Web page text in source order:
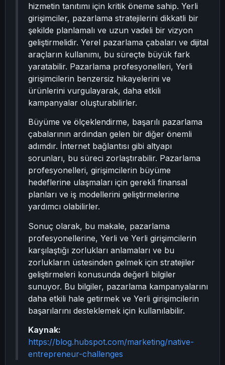
hizmetin tanıtımı için kritik öneme sahip. Yerli
girişimciler, pazarlama stratejilerini dikkatli bir
şekilde planlamalı ve uzun vadeli bir vizyon
geliştirmelidir. Yerel pazarlama çabaları ve dijital
araçların kullanımı, bu süreçte büyük fark
yaratabilir. Pazarlama profesyonelleri, Yerli
girişimcilerin benzersiz hikayelerini ve
ürünlerini vurgulayarak, daha etkili
kampanyalar oluşturabilirler.
Büyüme ve ölçeklendirme, başarılı pazarlama
çabalarının ardından gelen bir diğer önemli
adımdır. İnternet bağlantısı gibi altyapı
sorunları, bu süreci zorlaştırabilir. Pazarlama
profesyonelleri, girişimcilerin büyüme
hedeflerine ulaşmaları için gerekli finansal
planları ve iş modellerini geliştirmelerine
yardımcı olabilirler.
Sonuç olarak, bu makale, pazarlama
profesyonellerine, Yerli ve Yerli girişimcilerin
karşılaştığı zorlukları anlamaları ve bu
zorlukların üstesinden gelmek için stratejiler
geliştirmeleri konusunda değerli bilgiler
sunuyor. Bu bilgiler, pazarlama kampanyalarını
daha etkili hale getirmek ve Yerli girişimcilerin
başarılarını desteklemek için kullanılabilir.
Kaynak:
https://blog.hubspot.com/marketing/native-
entrepreneur-challenges